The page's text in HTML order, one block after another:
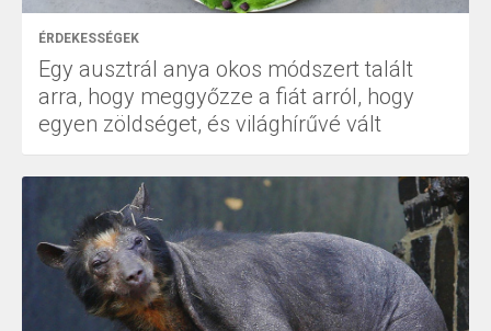
ÉRDEKESSÉGEK
Egy ausztrál anya okos módszert talált
arra, hogy meggyőzze a fiát arról, hogy
egyen zöldséget, és világhírűvé vált